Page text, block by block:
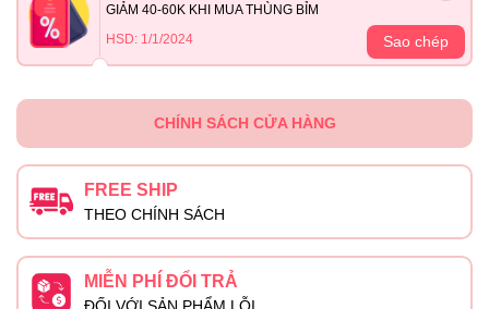
GIẢM 40-60K KHI MUA THÙNG BỈM
HSD: 1/1/2024
Sao chép
CHÍNH SÁCH CỬA HÀNG
FREE SHIP
THEO CHÍNH SÁCH
MIỄN PHÍ ĐỔI TRẢ
ĐỐI VỚI SẢN PHẨM LỖI